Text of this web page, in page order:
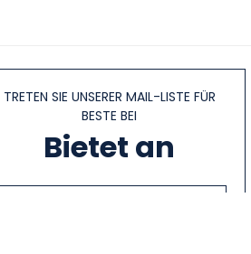
TRETEN SIE UNSERER MAIL-LISTE FÜR
BESTE BEI
Bietet an